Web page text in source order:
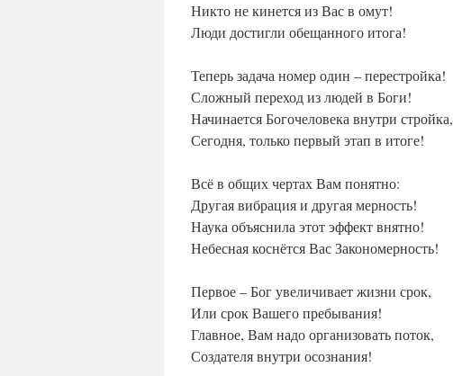
Никто не кинется из Вас в омут!
Люди достигли обещанного итога!
Теперь задача номер один – перестройка!
Сложный переход из людей в Боги!
Начинается Богочеловека внутри стройка,
Сегодня, только первый этап в итоге!
Всё в общих чертах Вам понятно:
Другая вибрация и другая мерность!
Наука объяснила этот эффект внятно!
Небесная коснётся Вас Закономерность!
Первое – Бог увеличивает жизни срок,
Или срок Вашего пребывания!
Главное, Вам надо организовать поток,
Создателя внутри осознания!